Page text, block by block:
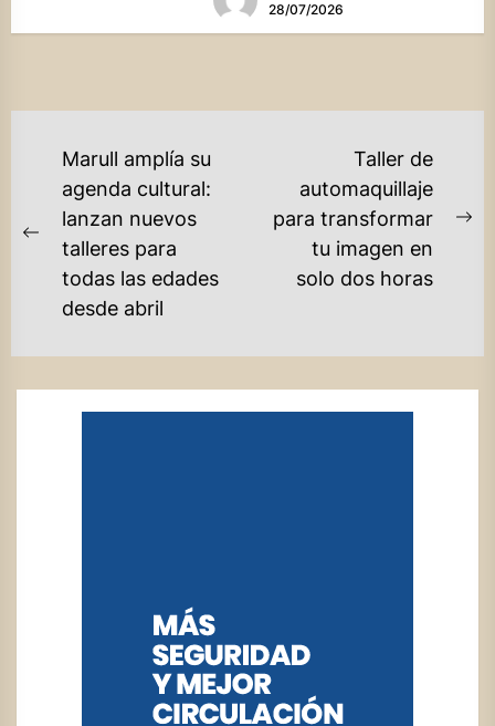
28/07/2026
NAVEGACIÓN
ENTRADAS
Previous
post:
Marull amplía su
agenda cultural:
lanzan nuevos
talleres para
todas las edades
desde abril
Taller de
automaquillaje
para transformar
tu imagen en
solo dos horas